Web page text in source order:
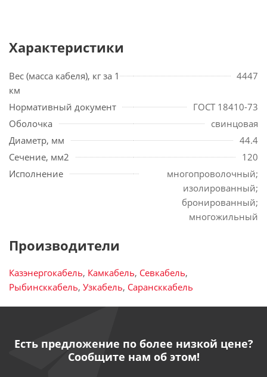
Характеристики
Вес (масса кабеля), кг за 1
км
4447
Нормативный документ
ГОСТ 18410-73
Оболочка
свинцовая
Диаметр, мм
44.4
Сечение, мм2
120
Исполнение
многопроволочный;
изолированный;
бронированный;
многожильный
Производители
Казэнергокабель, Камкабель, Севкабель,
Рыбинсккабель, Узкабель, Сарансккабель
Есть предложение по более низкой цене?
Сообщите нам об этом!